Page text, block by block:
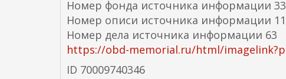
Номер фонда источника информации 33
Номер описи источника информации
Номер дела источника информации 63
https://obd-memorial.ru/html/
ID 70009740346